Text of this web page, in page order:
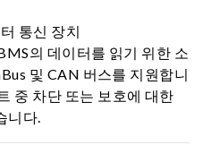
통신 장치
의 데이터를 읽기 위한 소
및 CAN 버스를 지원합니
중 차단 또는 보호에 대한
니다.